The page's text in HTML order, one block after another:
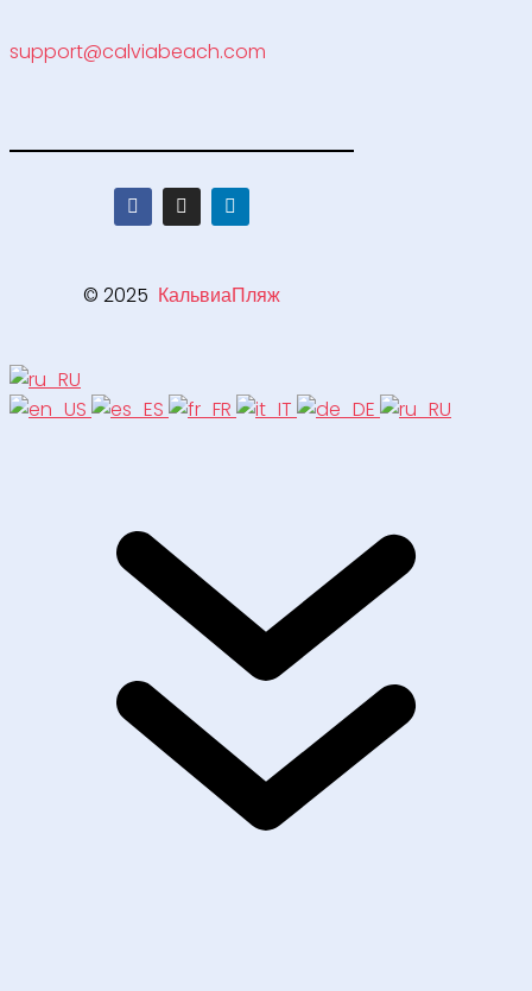
support@calviabeach.com
© 2025 КальвиаПляж